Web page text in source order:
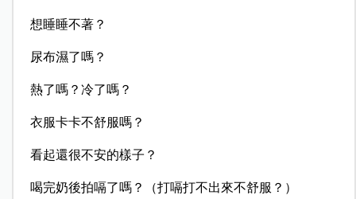
想睡睡不著？
尿布濕了嗎？
熱了嗎？冷了嗎？
衣服卡卡不舒服嗎？
看起還很不安的樣子？
喝完奶後拍嗝了嗎？（打嗝打不出來不舒服？）